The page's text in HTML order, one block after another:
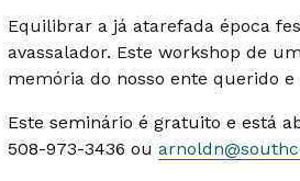
Equilibrar a já atarefada época
avassalador. Este workshop de
memória do nosso ente querido
Este seminário é gratuito e está
508-973-3436 ou